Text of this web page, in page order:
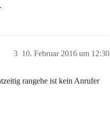
10. Februar 2016 um 12:30
3
rangehe ist kein Anrufer